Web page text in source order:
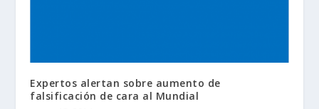
Expertos alertan sobre aumento de
falsificación de cara al Mundial